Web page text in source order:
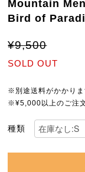
Mountain
Bird of
¥9,500
SOLD OUT
※別途送料がかかりま
※¥5,000以上のご注
種類